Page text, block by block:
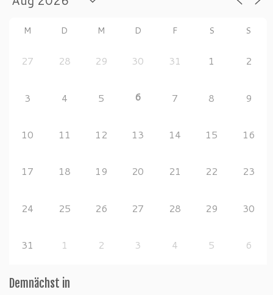
M D M D F S S
27 28 29 30 31 1 2
3 4 5 6 7 8 9
10 11 12 13 14 15 16
17 18 19 20 21 22 23
24 25 26 27 28 29 30
31 1 2 3 4 5 6
Demnächst in